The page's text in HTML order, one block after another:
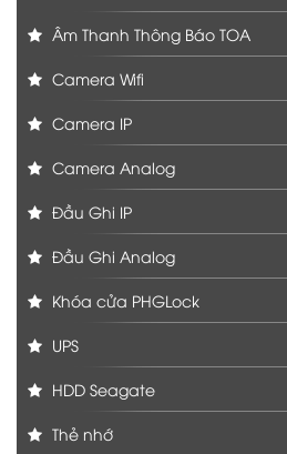
Âm Thanh Thông Báo TOA
Camera Wifi
Camera IP
Camera Analog
Đầu Ghi IP
Đầu Ghi Analog
Khóa cửa PHGLock
UPS
HDD Seagate
Thẻ nhớ